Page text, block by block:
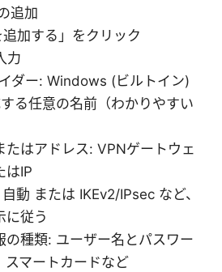
追加
追加する」をクリック
力
ダー: Windows (ビルトイン)
る任意の名前（わかりやすい
たはアドレス: VPNゲートウェ
はIP
動 または IKEv2/IPsec など、
に従う
の種類: ユーザー名とパスワー
スマートカードなど